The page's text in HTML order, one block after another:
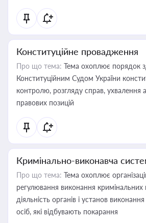
Конституційне провадження
Про що тема: Тема охоплює порядок
Конституційним Судом України
контролю, розгляду справ, ухвалення
правових позицій
Кримінально-виконавча
Про що тема: Тема охоплює
регулювання виконання кримінальних
діяльність органів і установ
осіб, які відбувають покарання